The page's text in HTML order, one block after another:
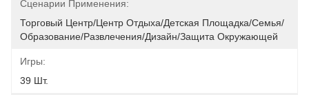
Сценарии Применения:
Торговый Центр/Центр Отдыха/Детская Площадка/Семья/
Образование/развлечения/дизайн/защита Окружающей
Игры:
39 Шт.